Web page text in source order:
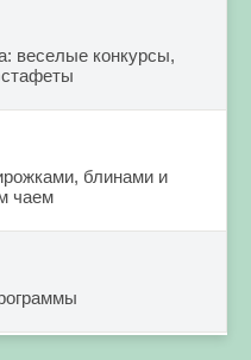
веселые конкурсы,
блинами и
чаем